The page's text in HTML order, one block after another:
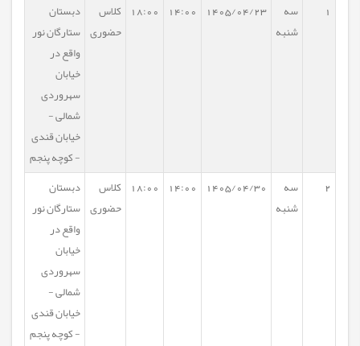
1
سه
شنبه
1405/04/23
14:00
18:00 کلاس
حضوری
دبستان
ستارگان نور
واقع در
خیابان
سهروردی
شمالی -
خیابان قندی
- کوچه پنجم
2
سه
شنبه
1405/04/30
14:00
18:00 کلاس
حضوری
دبستان
ستارگان نور
واقع در
خیابان
سهروردی
شمالی -
خیابان قندی
- کوچه پنجم